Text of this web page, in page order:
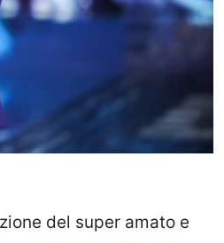
del super amato e